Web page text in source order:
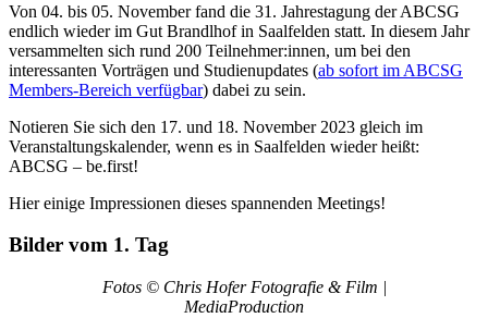
Von 04. bis 05. November fand die 31. Jahrestagung der ABCSG
endlich wieder im Gut Brandlhof in Saalfelden statt. In diesem Jahr
versammelten sich rund 200 Teilnehmer:innen, um bei den
interessanten Vorträgen und Studienupdates (ab sofort im ABCSG
Members-Bereich verfügbar) dabei zu sein.
Notieren Sie sich den 17. und 18. November 2023 gleich im
Veranstaltungskalender, wenn es in Saalfelden wieder heißt:
ABCSG – be.first!
Hier einige Impressionen dieses spannenden Meetings!
Bilder vom 1. Tag
Fotos © Chris Hofer Fotografie & Film |
MediaProduction